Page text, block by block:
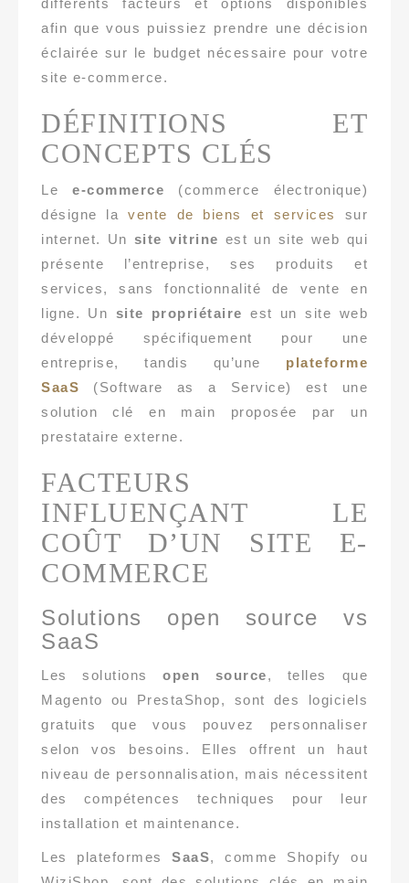
différents facteurs et options disponibles
afin que vous puissiez prendre une décision
éclairée sur le budget nécessaire pour votre
site e-commerce.
DÉFINITIONS ET
CONCEPTS CLÉS
Le e-commerce (commerce électronique)
désigne la vente de biens et services
sur
internet. Un site vitrine est un site web qui
présente l’entreprise, ses produits et
services, sans fonctionnalité de vente en
ligne. Un site propriétaire est un site web
développé spécifiquement pour une
entreprise, tandis qu’une plateforme
SaaS (Software as a Service) est une
solution clé en main proposée par un
prestataire externe.
FACTEURS
INFLUENÇANT LE
COÛT D’UN SITE E-
COMMERCE
Solutions open source vs
SaaS
Les solutionsopen source, telles que
Magento ou PrestaShop, sont des logiciels
gratuits que vous pouvez personnaliser
selon vos besoins. Elles offrent un haut
niveau de personnalisation, mais nécessitent
des compétences techniques pour leur
installation et maintenance.
Les plateformes SaaS, comme Shopify ou